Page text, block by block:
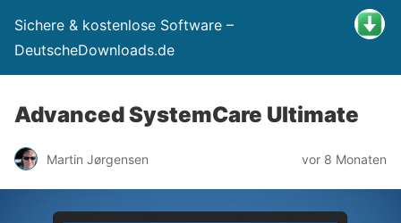
Sichere & kostenlose Software –
DeutscheDownloads.de
Advanced SystemCare Ultimate
Martin Jørgensen vor 8 Monaten